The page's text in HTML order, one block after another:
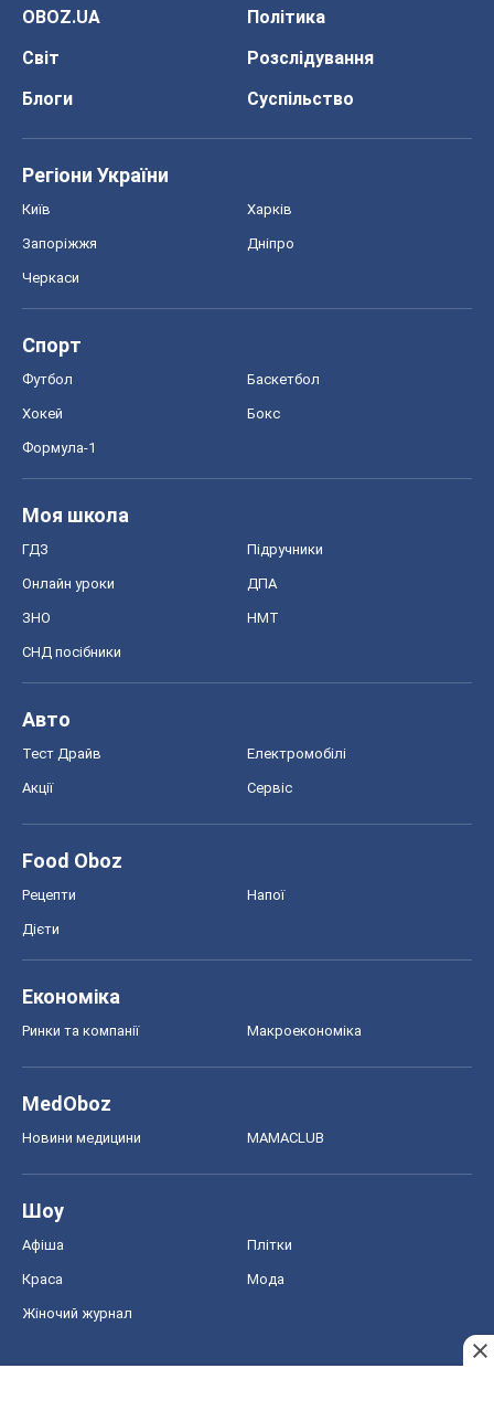
OBOZ.UA
Політика
Світ
Розслідування
Блоги
Суспільство
Регіони України
Київ Харків
Запоріжжя Дніпро
Черкаси
Спорт
Футбол Баскетбол
Хокей Бокс
Формула-1
Моя школа
ГДЗ Підручники
Онлайн уроки ДПА
ЗНО НМТ
СНД посібники
Авто
Тест Драйв Електромобілі
Акції Сервіс
Food Oboz
Рецепти Напої
Дієти
Економіка
Ринки та компанії Макроекономіка
MedOboz
Новини медицини MAMACLUB
Шоу
Афіша Плітки
Краса Мода
Жіночий журнал